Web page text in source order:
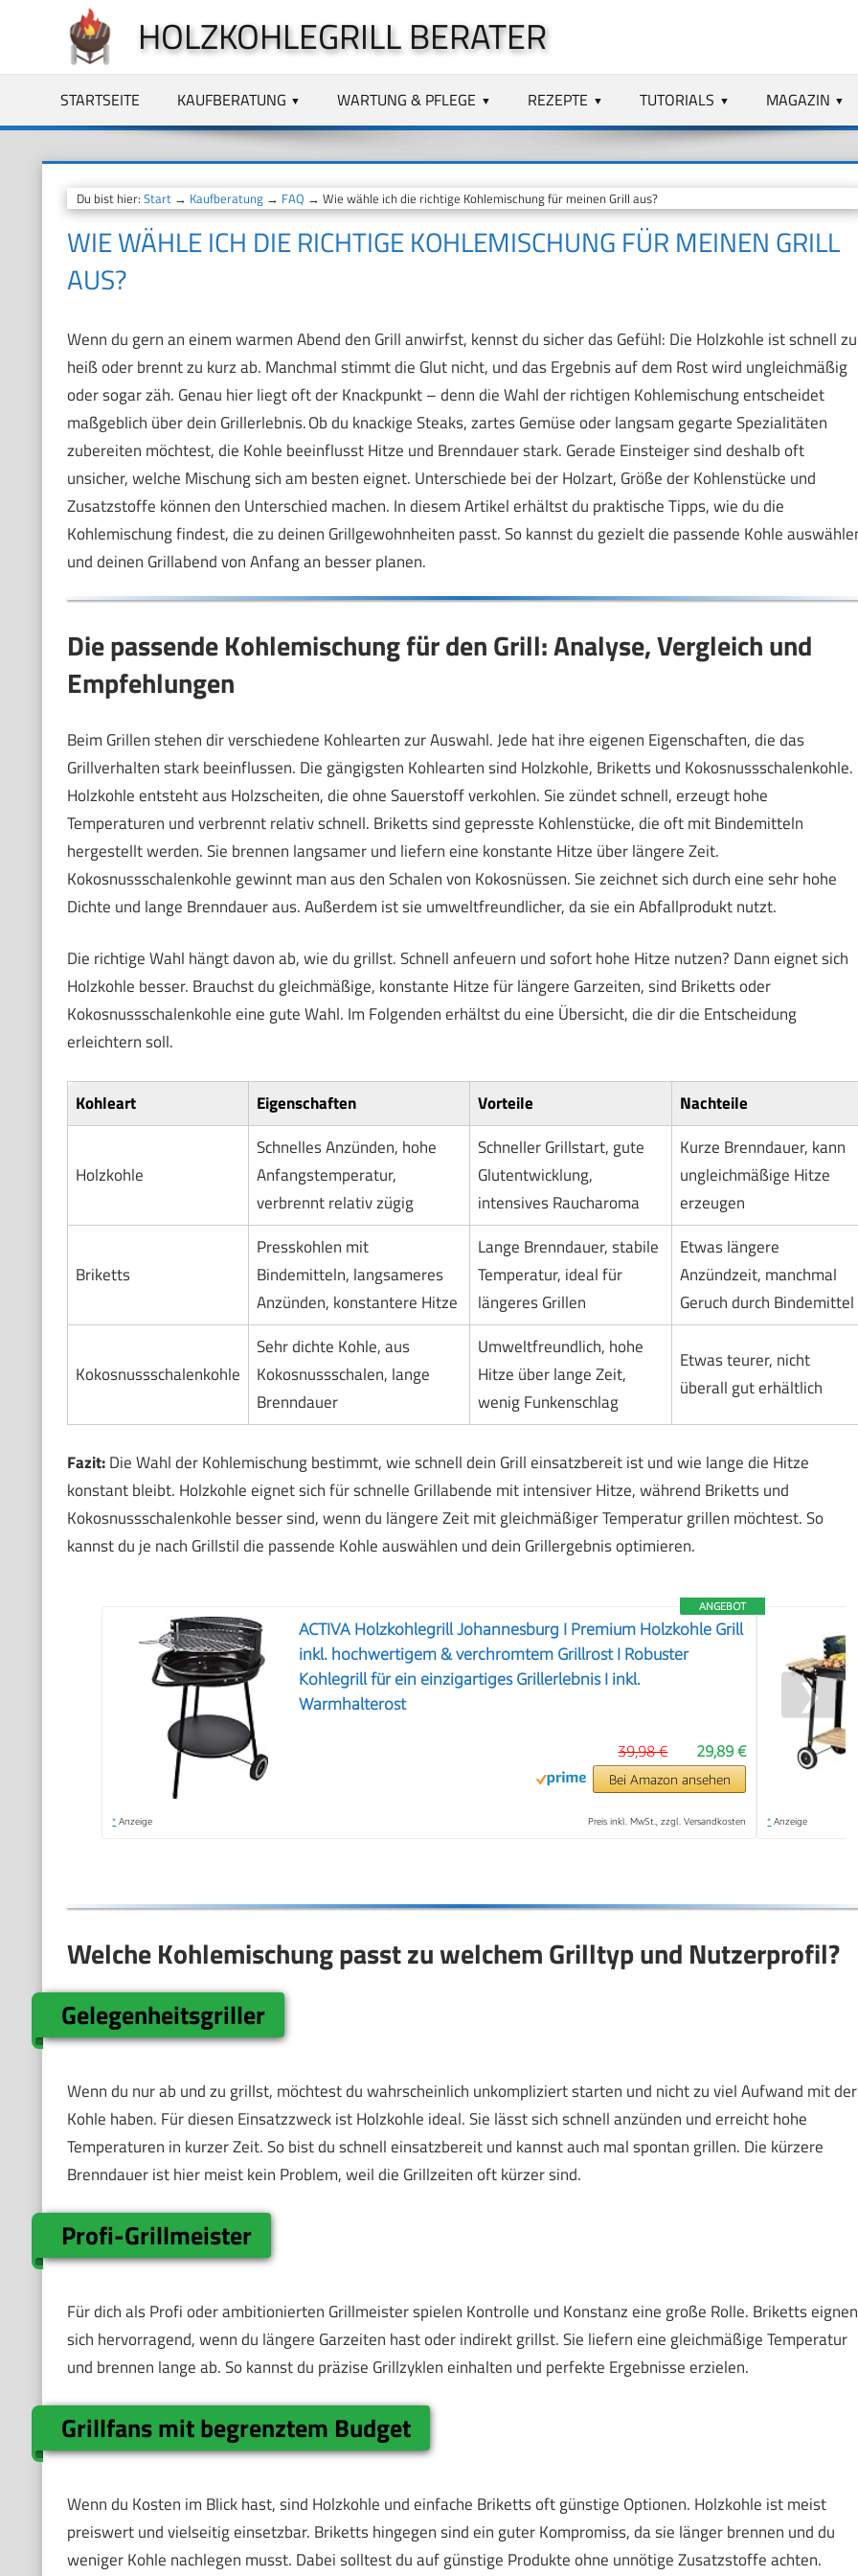
springen
HOLZKOHLEGRILL BERATER
STARTSEITE KAUFBERATUNG WARTUNG & PFLEGE REZEPTE TUTORIALS MAGAZIN
Du bist hier: Start→ Kaufberatung→ FAQ → Wie wähle ich die richtige Kohlemischung für meinen Grill aus?
WIE WÄHLE ICH DIE RICHTIGE KOHLEMISCHUNG FÜR MEINEN GRILL
AUS?
Wenn du gern an einem warmen Abend den Grill anwirfst, kennst du sicher das Gefühl: Die Holzkohle ist schnell zu
heiß oder brennt zu kurz ab. Manchmal stimmt die Glut nicht, und das Ergebnis auf dem Rost wird ungleichmäßig
oder sogar zäh. Genau hier liegt oft der Knackpunkt – denn die Wahl der richtigen Kohlemischung entscheidet
maßgeblich über dein Grillerlebnis. Ob du knackige Steaks, zartes Gemüse oder langsam gegarte Spezialitäten
zubereiten möchtest, die Kohle beeinflusst Hitze und Brenndauer stark. Gerade Einsteiger sind deshalb oft
unsicher, welche Mischung sich am besten eignet. Unterschiede bei der Holzart, Größe der Kohlenstücke und
Zusatzstoffe können den Unterschied machen. In diesem Artikel erhältst du praktische Tipps, wie du die
Kohlemischung findest, die zu deinen Grillgewohnheiten passt. So kannst du gezielt die passende Kohle
und deinen Grillabend von Anfang an besser planen.
Die passende Kohlemischung für den Grill: Analyse, Vergleich und
Empfehlungen
Beim Grillen stehen dir verschiedene Kohlearten zur Auswahl. Jede hat ihre eigenen Eigenschaften, die das
Grillverhalten stark beeinflussen. Die gängigsten Kohlearten sind Holzkohle, Briketts und Kokosnussschalenkohle.
Holzkohle entsteht aus Holzscheiten, die ohne Sauerstoff verkohlen. Sie zündet schnell, erzeugt hohe
Temperaturen und verbrennt relativ schnell. Briketts sind gepresste Kohlenstücke, die oft mit Bindemitteln
hergestellt werden. Sie brennen langsamer und liefern eine konstante Hitze über längere Zeit.
Kokosnussschalenkohle gewinnt man aus den Schalen von Kokosnüssen. Sie zeichnet sich durch eine sehr hohe
Dichte und lange Brenndauer aus. Außerdem ist sie umweltfreundlicher, da sie ein Abfallprodukt nutzt.
Die richtige Wahl hängt davon ab, wie du grillst. Schnell anfeuern und sofort hohe Hitze nutzen? Dann eignet sich
Holzkohle besser. Brauchst du gleichmäßige, konstante Hitze für längere Garzeiten, sind Briketts oder
Kokosnussschalenkohle eine gute Wahl. Im Folgenden erhältst du eine Übersicht, die dir die Entscheidung
erleichtern soll.
Kohleart Eigenschaften Vorteile Nachteile
Holzkohle
Schnelles Anzünden, hohe
Anfangstemperatur,
verbrennt relativ zügig
Schneller Grillstart, gute
Glutentwicklung,
intensives Raucharoma
Kurze Brenndauer, kann
ungleichmäßige Hitze
erzeugen
Briketts
Presskohlen mit
Bindemitteln, langsameres
Anzünden, konstantere Hitze
Lange Brenndauer, stabile
Temperatur, ideal für
längeres Grillen
Etwas längere
Anzündzeit, manchmal
Geruch durch Bindemittel
Kokosnussschalenkohle
Sehr dichte Kohle, aus
Kokosnussschalen, lange
Brenndauer
Umweltfreundlich, hohe
Hitze über lange Zeit,
wenig Funkenschlag
Etwas teurer, nicht
überall gut erhältlich
Fazit:Die Wahl der Kohlemischung bestimmt, wie schnell dein Grill einsatzbereit ist und wie lange die Hitze
konstant bleibt. Holzkohle eignet sich für schnelle Grillabende mit intensiver Hitze, während Briketts und
Kokosnussschalenkohle besser sind, wenn du längere Zeit mit gleichmäßiger Temperatur grillen möchtest. So
kannst du je nach Grillstil die passende Kohle auswählen und dein Grillergebnis optimieren.
ANGEBOT
ACTIVA Holzkohlegrill Johannesburg I Premium Holzkohle Grill
inkl. hochwertigem & verchromtem Grillrost I Robuster
Kohlegrill für ein einzigartiges Grillerlebnis I inkl.
Warmhalterost
29,89 €
39,98 €
Bei Amazon ansehen
* Anzeige Preis inkl. MwSt., zzgl. Versandkosten * Anzeige
❯
Welche Kohlemischung passt zu welchem Grilltyp und Nutzerprofil?
Gelegenheitsgriller
Wenn du nur ab und zu grillst, möchtest du wahrscheinlich unkompliziert starten und nicht zu viel Aufwand mit der
Kohle haben. Für diesen Einsatzzweck ist Holzkohle ideal. Sie lässt sich schnell anzünden und erreicht hohe
Temperaturen in kurzer Zeit. So bist du schnell einsatzbereit und kannst auch mal spontan grillen. Die kürzere
Brenndauer ist hier meist kein Problem, weil die Grillzeiten oft kürzer sind.
Profi-Grillmeister
Für dich als Profi oder ambitionierten Grillmeister spielen Kontrolle und Konstanz eine große Rolle. Briketts eignen
sich hervorragend, wenn du längere Garzeiten hast oder indirekt grillst. Sie liefern eine gleichmäßige Temperatur
und brennen lange ab. So kannst du präzise Grillzyklen einhalten und perfekte Ergebnisse erzielen.
Grillfans mit begrenztem Budget
Wenn du Kosten im Blick hast, sind Holzkohle und einfache Briketts oft günstige Optionen. Holzkohle ist meist
preiswert und vielseitig einsetzbar. Briketts hingegen sind ein guter Kompromiss, da sie länger brennen und du
weniger Kohle nachlegen musst. Dabei solltest du auf günstige Produkte ohne unnötige Zusatzstoffe achten.